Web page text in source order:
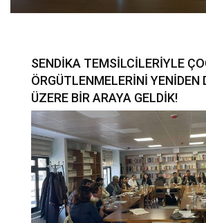
SENDİKA TEMSİLCİLERİYLE
ÖRGÜTLENMELERİNİ YENİDEN
ÜZERE BİR ARAYA GELDİK!